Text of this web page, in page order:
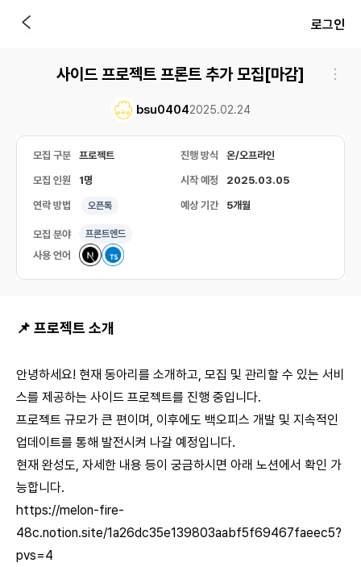
로그인
사이드 프로젝트 프론트 추가 모집[마감]
bsu04042025.02.24
모집 구분 프로젝트 진행 방식 온/오프라인
모집 인원 1명 시작 예정 2025.03.05
연락 방법 오픈톡 예상 기간 5개월
모집 분야 프론트엔드
사용 언어
📌 프로젝트 소개
안녕하세요! 현재 동아리를 소개하고, 모집 및 관리할 수 있는 서비
스를 제공하는 사이드 프로젝트를 진행 중입니다.
프로젝트 규모가 큰 편이며, 이후에도 백오피스 개발 및 지속적인
업데이트를 통해 발전시켜 나갈 예정입니다.
현재 완성도, 자세한 내용 등이 궁금하시면 아래 노션에서 확인 가
능합니다.
https://melon-fire-
48c.notion.site/1a26dc35e139803aabf5f69467faeec5?
pvs=4